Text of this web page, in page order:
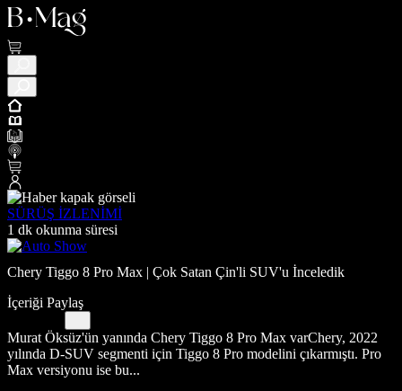
SÜRÜŞ İZLENİMİ
1 dk okunma süresi
Chery Tiggo 8 Pro Max | Çok Satan Çin'li SUV'u İnceledik
İçeriği Paylaş
Murat Öksüz'ün yanında Chery Tiggo 8 Pro Max varChery, 2022
yılında D-SUV segmenti için Tiggo 8 Pro modelini çıkarmıştı. Pro
Max versiyonu ise bu...